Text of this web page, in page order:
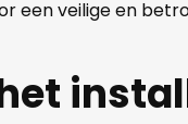
een veilige en